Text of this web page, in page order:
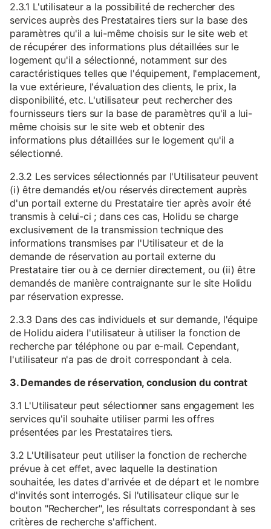
2.3.1 L'utilisateur a la possibilité de rechercher des
services auprès des Prestataires tiers sur la base des
paramètres qu'il a lui-même choisis sur le site web et
de récupérer des informations plus détaillées sur le
logement qu'il a sélectionné, notamment sur des
caractéristiques telles que l'équipement, l'emplacement,
la vue extérieure, l'évaluation des clients, le prix, la
disponibilité, etc. L'utilisateur peut rechercher des
fournisseurs tiers sur la base de paramètres qu'il a lui-
même choisis sur le site web et obtenir des
informations plus détaillées sur le logement qu'il a
sélectionné.
2.3.2 Les services sélectionnés par l'Utilisateur peuvent
(i) être demandés et/ou réservés directement auprès
d'un portail externe du Prestataire tier après avoir été
transmis à celui-ci ; dans ces cas, Holidu se charge
exclusivement de la transmission technique des
informations transmises par l'Utilisateur et de la
demande de réservation au portail externe du
Prestataire tier ou à ce dernier directement, ou (ii) être
demandés de manière contraignante sur le site Holidu
par réservation expresse.
2.3.3 Dans des cas individuels et sur demande, l'équipe
de Holidu aidera l'utilisateur à utiliser la fonction de
recherche par téléphone ou par e-mail. Cependant,
l'utilisateur n'a pas de droit correspondant à cela.
3. Demandes de réservation, conclusion du contrat
3.1 L'Utilisateur peut sélectionner sans engagement les
services qu'il souhaite utiliser parmi les offres
présentées par les Prestataires tiers.
3.2 L'Utilisateur peut utiliser la fonction de recherche
prévue à cet effet, avec laquelle la destination
souhaitée, les dates d'arrivée et de départ et le nombre
d'invités sont interrogés. Si l'utilisateur clique sur le
bouton "Rechercher", les résultats correspondant à ses
critères de recherche s'affichent.